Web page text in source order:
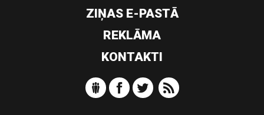
ZIŅAS E-PASTĀ
REKLĀMA
KONTAKTI